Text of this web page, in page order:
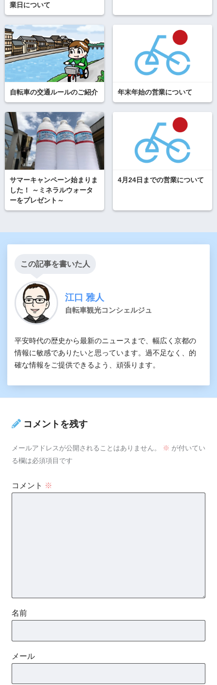
業日について
自転車の交通ルールのご紹介 年末年始の営業について
サマーキャンペーン始まりま
した！ ～ミネラルウォータ
ーをプレゼント～
4月24日までの営業について
この記事を書いた人
江口 雅人
自転車観光コンシェルジュ
平安時代の歴史から最新のニュースまで、幅広く京都の
情報に敏感でありたいと思っています。過不足なく、的
確な情報をご提供できるよう、頑張ります。
コメントを残す
メールアドレスが公開されることはありません。 ※ が付いてい
る欄は必須項目です
コメント ※
名前
メール